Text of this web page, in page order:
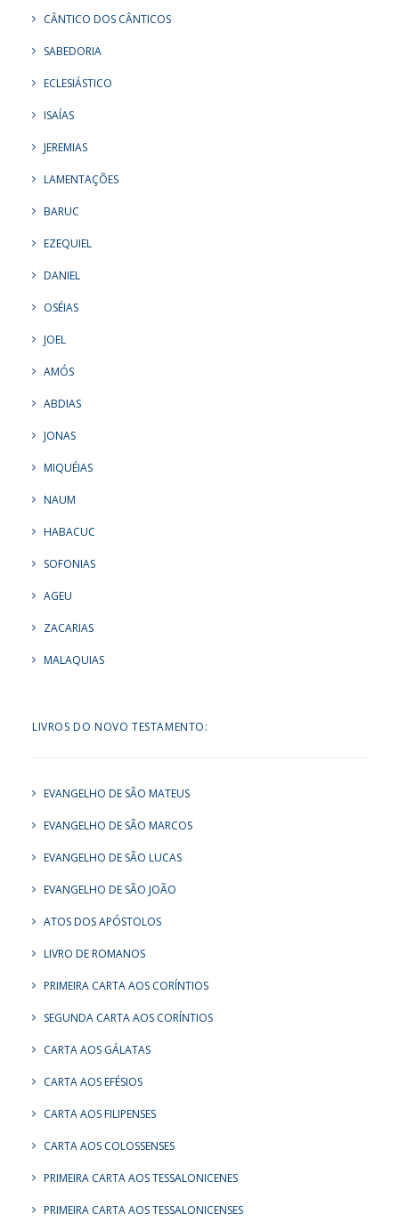
CÂNTICO DOS CÂNTICOS
SABEDORIA
ECLESIÁSTICO
ISAÍAS
JEREMIAS
LAMENTAÇÕES
BARUC
EZEQUIEL
DANIEL
OSÉIAS
JOEL
AMÓS
ABDIAS
JONAS
MIQUÉIAS
NAUM
HABACUC
SOFONIAS
AGEU
ZACARIAS
MALAQUIAS
LIVROS DO NOVO TESTAMENTO:
EVANGELHO DE SÃO MATEUS
EVANGELHO DE SÃO MARCOS
EVANGELHO DE SÃO LUCAS
EVANGELHO DE SÃO JOÃO
ATOS DOS APÓSTOLOS
LIVRO DE ROMANOS
PRIMEIRA CARTA AOS CORÍNTIOS
SEGUNDA CARTA AOS CORÍNTIOS
CARTA AOS GÁLATAS
CARTA AOS EFÉSIOS
CARTA AOS FILIPENSES
CARTA AOS COLOSSENSES
PRIMEIRA CARTA AOS TESSALONICENES
PRIMEIRA CARTA AOS TESSALONICENSES